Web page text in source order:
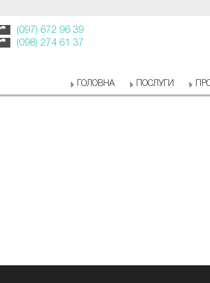
(097) 672 96 39
(098) 274 61 37
ГОЛОВНА ПОСЛУГИ